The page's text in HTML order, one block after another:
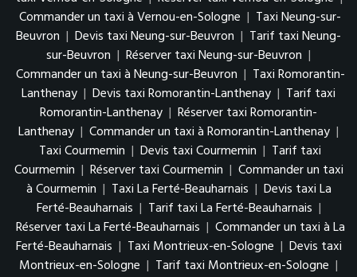
Commander un taxi à Vernou-en-Sologne | Taxi Neung-sur-
Beuvron | Devis taxi Neung-sur-Beuvron | Tarif taxi Neung-
sur-Beuvron | Réserver taxi Neung-sur-Beuvron |
Commander un taxi à Neung-sur-Beuvron | Taxi Romorantin-
Lanthenay | Devis taxi Romorantin-Lanthenay | Tarif taxi
Romorantin-Lanthenay | Réserver taxi Romorantin-
Lanthenay | Commander un taxi à Romorantin-Lanthenay |
Taxi Courmemin | Devis taxi Courmemin | Tarif taxi
Courmemin | Réserver taxi Courmemin | Commander un taxi
à Courmemin | Taxi La Ferté-Beauharnais | Devis taxi La
Ferté-Beauharnais | Tarif taxi La Ferté-Beauharnais |
Réserver taxi La Ferté-Beauharnais | Commander un taxi à La
Ferté-Beauharnais | Taxi Montrieux-en-Sologne | Devis taxi
Montrieux-en-Sologne | Tarif taxi Montrieux-en-Sologne |